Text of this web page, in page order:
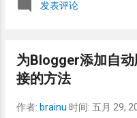
的瘙痒。仔细检查可能会
物也会引起肛周瘙痒，比如
题是找出病因，关键是别抓
是饮食的问题？找出病因来
素、驱虫等等。如果是其它
没有怎么办？对我这种要求
模板-修改HTML 2. 找到，
入以下代码： <script
summary_img = 340;
发表评论
为Blogger添加自
接的方法
作者: brainu 时间: 五月 29,